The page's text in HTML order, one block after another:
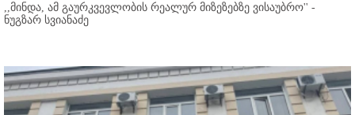
,,მინდა, ამ გაურკვევლობის რეალურ მიზეზებზე ვისაუბრო'' -
ნუგზარ სვიანაძე